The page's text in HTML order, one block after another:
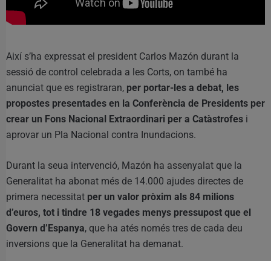
Així s’ha expressat el president Carlos Mazón durant la
sessió de control celebrada a les Corts, on també ha
anunciat que es registraran, per portar-les a debat, les
propostes presentades en la Conferència de Presidents per
crear un Fons Nacional Extraordinari per a Catàstrofes i
aprovar un Pla Nacional contra Inundacions.
Durant la seua intervenció, Mazón ha assenyalat que la
Generalitat ha abonat més de 14.000 ajudes directes de
primera necessitat per un valor pròxim als 84 milions
d’euros, tot i tindre 18 vegades menys pressupost que el
Govern d’Espanya, que ha atés només tres de cada deu
inversions que la Generalitat ha demanat.